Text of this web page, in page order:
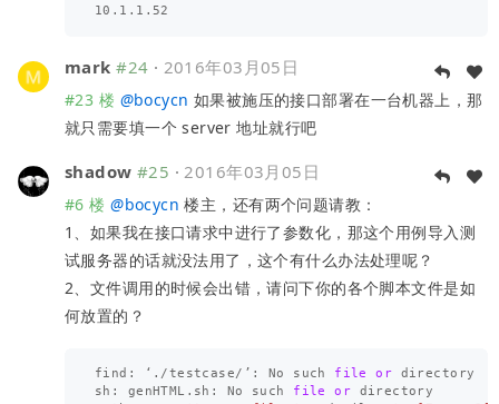
mark #24 · 2016年03月05日
#23 楼 @bocycn 如果被施压的接口部署在一台机器上，那
就只需要填一个 server 地址就行吧
shadow #25 ·2016年03月05日
#6 楼 @bocycn 楼主，还有两个问题请教：
1、如果我在接口请求中进行了参数化，那这个用例导入测
试服务器的话就没法用了，这个有什么办法处理呢？
2、文件调用的时候会出错，请问下你的各个脚本文件是如
何放置的？
find : ‘ . /testcase/ ’ : No such file or
directory
sh : genHTML . sh : No such file or
directory